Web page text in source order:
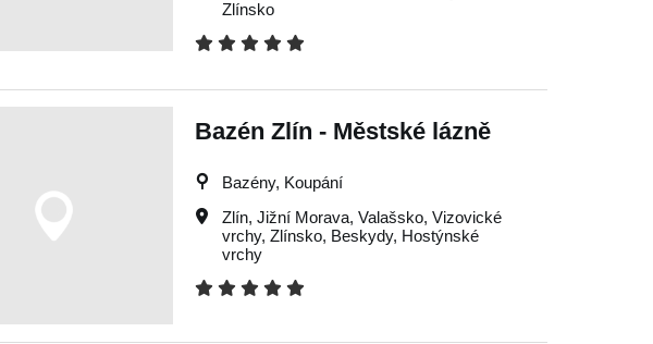
Zlínsko
Bazén Zlín - Městské lázně
Bazény, Koupání
Zlín, Jižní Morava, Valašsko, Vizovické
vrchy, Zlínsko, Beskydy, Hostýnské
vrchy